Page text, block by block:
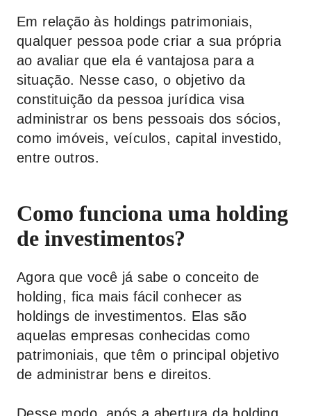
Em relação às holdings patrimoniais,
qualquer pessoa pode criar a sua própria
ao avaliar que ela é vantajosa para a
situação. Nesse caso, o objetivo da
constituição da pessoa jurídica visa
administrar os bens pessoais dos sócios,
como imóveis, veículos, capital investido,
entre outros.
Como funciona uma holding
de investimentos?
Agora que você já sabe o conceito de
holding, fica mais fácil conhecer as
holdings de investimentos. Elas são
aquelas empresas conhecidas como
patrimoniais, que têm o principal objetivo
de administrar bens e direitos.